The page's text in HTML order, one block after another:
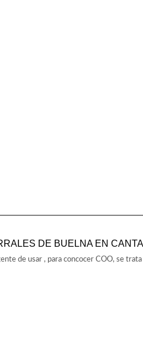
DE BUELNA EN
de usar , para concocer COO, se